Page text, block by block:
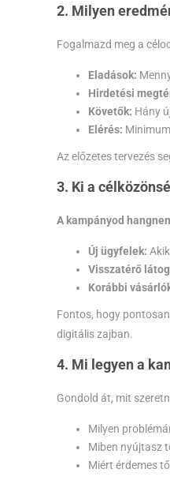
2. Milyen
Fogalmazd meg a
Eladások:
Hirdetési
Követők: Hány
Elérés:
Az előzetes tervezés
3. Ki a
A kampányod
Új ügyfelek:
Visszatérő
Korábbi
Fontos, hogy
digitális zajban.
4. Mi legyen a
Gondold át, mit
Milyen
Miben nyújtasz
Miért érdemes